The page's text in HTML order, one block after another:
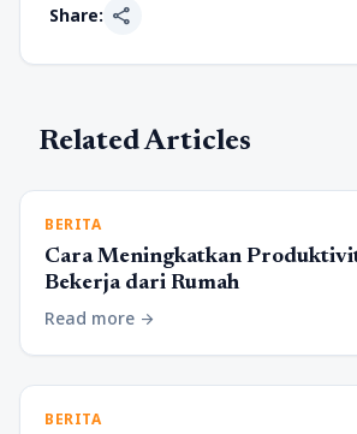
Share: share
Related Articles
BERITA
Cara Meningkatkan
Bekerja dari Rumah
Read more arrow_forward
BERITA